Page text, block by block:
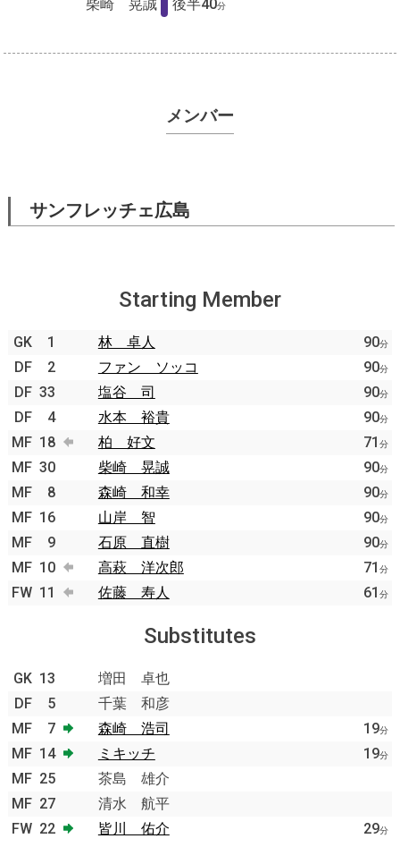
柴崎 晃誠
後半40分
メンバー
サンフレッチェ広島
Starting Member
GK 1 林 卓人 90分
DF 2 ファン ソッコ 90分
DF 33 塩谷 司 90分
DF 4 水本 裕貴 90分
MF 18 柏 好文 71 分
MF 30 柴崎 晃誠 90分
MF 8 森崎 和幸 90分
MF 16 山岸 智 90分
MF 9 石原 直樹 90分
MF 10 高萩 洋次郎 71 分
FW 11 佐藤 寿人 61 分
Substitutes
GK 13
増田 卓也
DF
5
千葉 和彦
MF
7 森崎 浩司 19分
MF 14 ミキッチ 19分
MF 25
茶島 雄介
MF 27
清水 航平
FW 22 皆川 佑介 29分